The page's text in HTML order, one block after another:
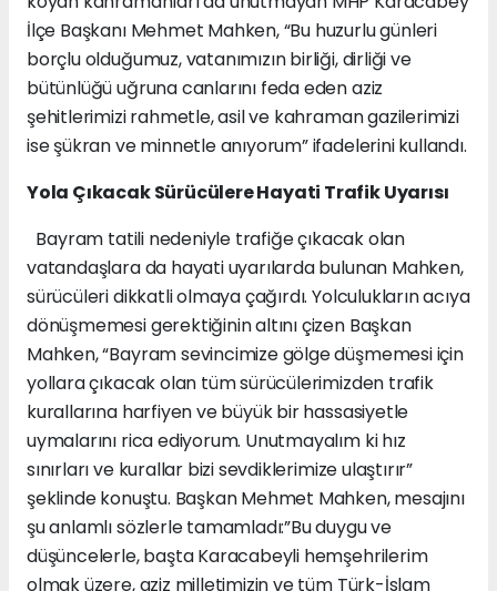
İlçe Başkanı Mehmet Mahken, “Bu huzurlu günleri
borçlu olduğumuz, vatanımızın birliği, dirliği ve
bütünlüğü uğruna canlarını feda eden aziz
şehitlerimizi rahmetle, asil ve kahraman gazilerimizi
ise şükran ve minnetle anıyorum” ifadelerini kullandı.
Yola Çıkacak Sürücülere Hayati Trafik Uyarısı
Bayram tatili nedeniyle trafiğe çıkacak olan
vatandaşlara da hayati uyarılarda bulunan Mahken,
sürücüleri dikkatli olmaya çağırdı. Yolculukların acıya
dönüşmemesi gerektiğinin altını çizen Başkan
Mahken, “Bayram sevincimize gölge düşmemesi için
yollara çıkacak olan tüm sürücülerimizden trafik
kurallarına harfiyen ve büyük bir hassasiyetle
uymalarını rica ediyorum. Unutmayalım ki hız
sınırları ve kurallar bizi sevdiklerimize ulaştırır”
şeklinde konuştu. Başkan Mehmet Mahken, mesajını
şu anlamlı sözlerle tamamladı:”Bu duygu ve
düşüncelerle, başta Karacabeyli hemşehrilerim
olmak üzere, aziz milletimizin ve tüm Türk-İslam